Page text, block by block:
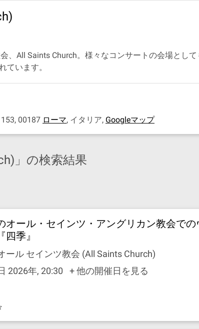
、All Saints Church。様々なコンサートの会場とし
ています。
00187 ローマ, イタリア, Googleマップ
」の検索結果
オール・セインツ・アングリカン教会で
四季』
ール セインツ教会 (All Saints Church)
2026年, 20:30
+ 他の開催日を見る